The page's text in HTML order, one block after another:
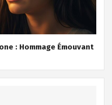
: Hommage Émouvant